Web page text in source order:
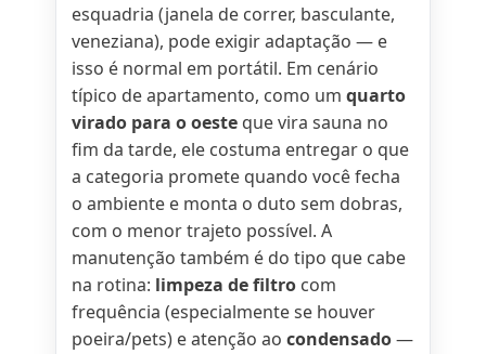
esquadria (janela de correr, basculante,
veneziana), pode exigir adaptação — e
isso é normal em portátil. Em cenário
típico de apartamento, como um quarto
virado para o oeste que vira sauna no
fim da tarde, ele costuma entregar o que
a categoria promete quando você fecha
o ambiente e monta o duto sem dobras,
com o menor trajeto possível. A
manutenção também é do tipo que cabe
na rotina: limpeza de filtro com
frequência (especialmente se houver
poeira/pets) e atenção ao condensado—